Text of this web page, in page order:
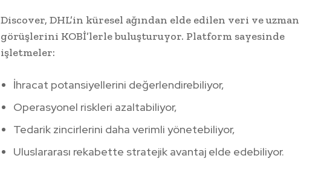
Discover, DHL’in küresel ağından elde edilen veri ve uzman
görüşlerini KOBİ’lerle buluşturuyor. Platform sayesinde
işletmeler:
İhracat potansiyellerini değerlendirebiliyor,
Operasyonel riskleri azaltabiliyor,
Tedarik zincirlerini daha verimli yönetebiliyor,
Uluslararası rekabette stratejik avantaj elde edebiliyor.